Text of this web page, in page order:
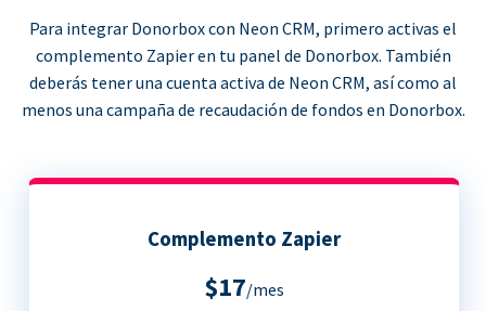
Para integrar Donorbox con Neon CRM, primero activas el
complemento Zapier en tu panel de Donorbox. También
deberás tener una cuenta activa de Neon CRM, así como al
menos una campaña de recaudación de fondos en Donorbox.
Complemento Zapier
$17/mes